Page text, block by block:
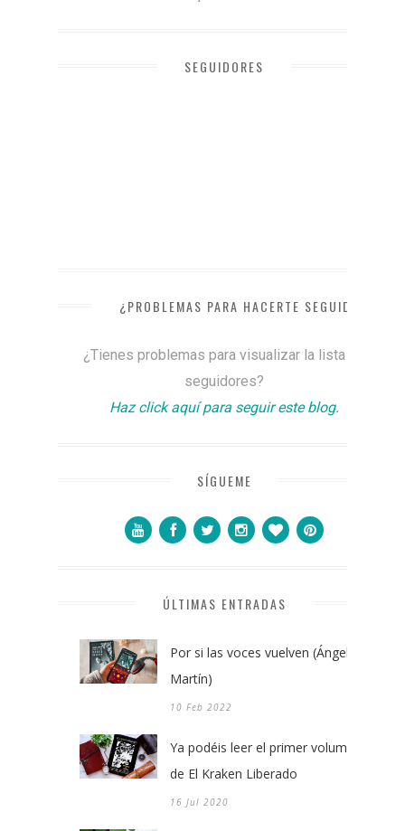
SEGUIDORES
¿PROBLEMAS PARA HACERTE SEGUIDOR?
¿Tienes problemas para visualizar la lista de
seguidores?
Haz click aquí para seguir este blog.
SÍGUEME
ÚLTIMAS ENTRADAS
Por si las voces vuelven (Ángel
Martín)
10 Feb 2022
Ya podéis leer el primer volumen
de El Kraken Liberado
16 Jul 2020